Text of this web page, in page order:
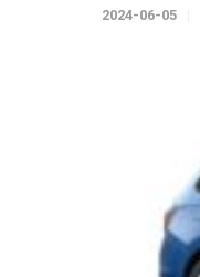
2024-06-05